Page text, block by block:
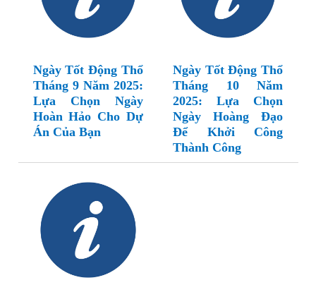
Ngày Tốt Động Thổ
Tháng 9 Năm 2025:
Lựa Chọn Ngày
Hoàn Hảo Cho Dự
Án Của Bạn
Ngày Tốt Động Thổ
Tháng 10 Năm
2025: Lựa Chọn
Ngày Hoàng Đạo
Để Khởi Công
Thành Công